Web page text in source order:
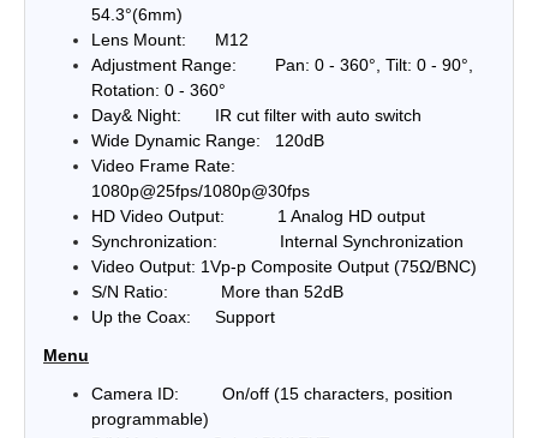
54.3°(6mm)
Lens Mount: M12
Adjustment Range: Pan: 0 - 360°, Tilt: 0 - 90°,
Rotation: 0 - 360°
Day& Night: IR cut filter with auto switch
Wide Dynamic Range: 120dB
Video Frame Rate:
1080p@25fps/1080p@30fps
HD Video Output: 1 Analog HD output
Synchronization: Internal Synchronization
Video Output: 1Vp-p Composite Output (75Ω/BNC)
S/N Ratio: More than 52dB
Up the Coax: Support
Menu
Camera ID: On/off (15 characters, position
programmable)